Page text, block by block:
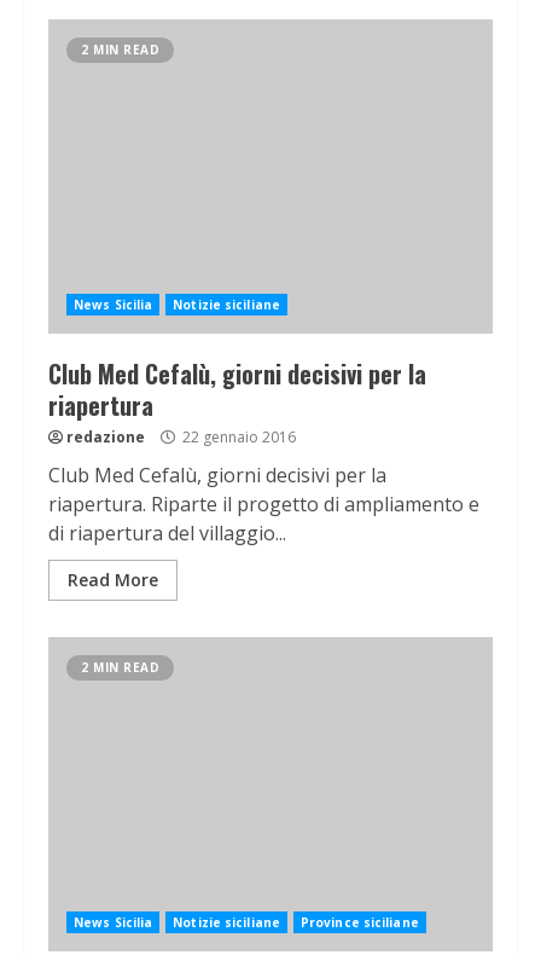
2 MIN READ
News Sicilia Notizie siciliane
Club Med Cefalù, giorni decisivi per la
riapertura
redazione 22 gennaio 2016
Club Med Cefalù, giorni decisivi per la
riapertura. Riparte il progetto di ampliamento e
di riapertura del villaggio...
Read More
2 MIN READ
News Sicilia Notizie siciliane Province siciliane